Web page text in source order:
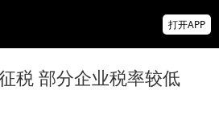
邀您共聚 SMM
打开APP
税 部分企业税率较低